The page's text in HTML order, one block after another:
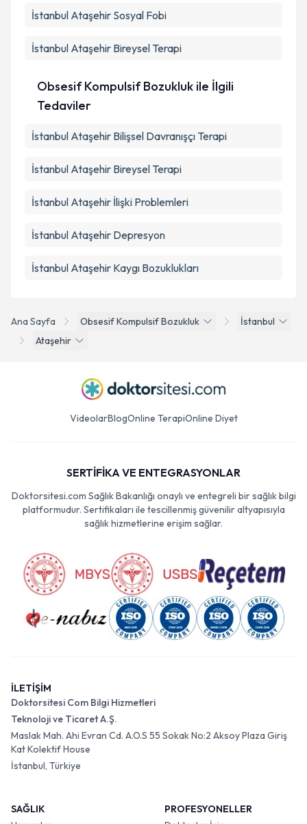
Ana Sayfa Obsesif Kompulsif Bozukluk
İstanbul
Ataşehir
İstanbul Ataşehir Sosyal Fobi
İstanbul Ataşehir Bireysel Terapi
Obsesif Kompulsif Bozukluk ile İlgili
Tedaviler
İstanbul Ataşehir Bilişsel Davranışçı Terapi
İstanbul Ataşehir Bireysel Terapi
İstanbul Ataşehir İlişki Problemleri
İstanbul Ataşehir Depresyon
İstanbul Ataşehir Kaygı Bozuklukları
VideolarBlogOnline TerapiOnline Diyet
SERTİFİKA VE ENTEGRASYONLAR
Doktorsitesi.com Sağlık Bakanlığı onaylı ve entegreli bir sağlık bilgi
platformudur. Sertifikaları ile tescillenmiş güvenilir altyapısıyla
sağlık hizmetlerine erişim sağlar.
İLETİŞİM
Doktorsitesi Com Bilgi Hizmetleri
Teknoloji ve Ticaret A.Ş.
Maslak Mah. Ahi Evran Cd. A.O.S 55 Sokak No:2 Aksoy Plaza Giriş
Kat Kolektif House
İstanbul, Türkiye
SAĞLIK
PROFESYONELLER